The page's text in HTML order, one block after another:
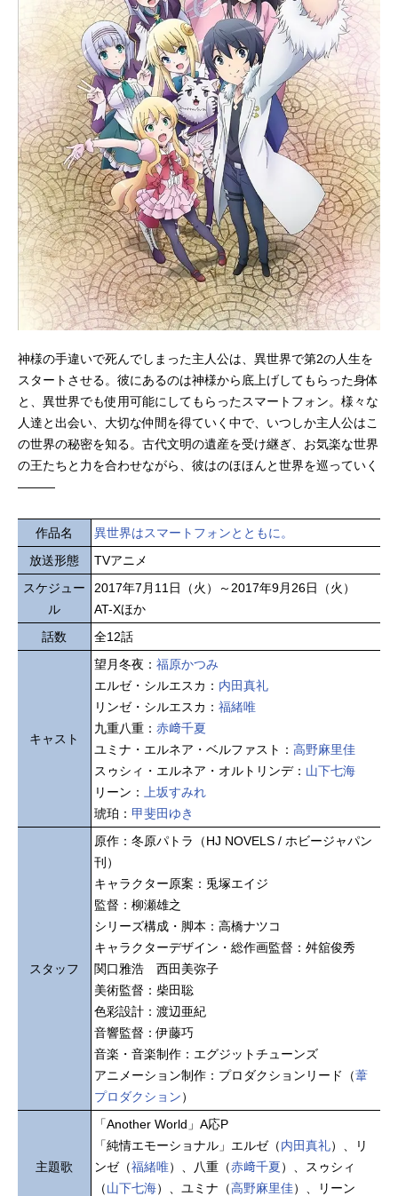
神様の手違いで死んでしまった主人公は、異世界で第2の人生を
スタートさせる。彼にあるのは神様から底上げしてもらった身体
と、異世界でも使用可能にしてもらったスマートフォン。様々な
人達と出会い、大切な仲間を得ていく中で、いつしか主人公はこ
の世界の秘密を知る。古代文明の遺産を受け継ぎ、お気楽な世界
の王たちと力を合わせながら、彼はのほほんと世界を巡っていく
―――
作品名
異世界はスマートフォンとともに。
放送形態
TVアニメ
スケジュー
ル
2017年7月11日（火）～2017年9月26日（火）
AT-Xほか
話数
全12話
キャスト
望月冬夜： 福原かつみ
エルゼ・シルエスカ： 内田真礼
リンゼ・シルエスカ： 福緒唯
九重八重： 赤﨑千夏
ユミナ・エルネア・ベルファスト： 高野麻里佳
スゥシィ・エルネア・オルトリンデ： 山下七海
リーン：
上坂すみれ
琥珀： 甲斐田ゆき
スタッフ
原作：冬原パトラ（HJ NOVELS / ホビージャパン
刊）
キャラクター原案：兎塚エイジ
監督：柳瀬雄之
シリーズ構成・脚本：高橋ナツコ
キャラクターデザイン・総作画監督：舛舘俊秀
関口雅浩 西田美弥子
美術監督：柴田聡
色彩設計：渡辺亜紀
音響監督：伊藤巧
音楽・音楽制作：エグジットチューンズ
アニメーション制作：プロダクションリード（葦
プロダクション）
主題歌
「Another World」A応P
「純情エモーショナル」エルゼ（内田真礼）、リ
ンゼ（福緒唯）、八重（赤﨑千夏）、スゥシィ
（山下七海）、ユミナ（高野麻里佳）、リーン